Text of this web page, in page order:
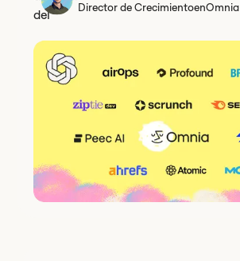
Director de CrecimientoenOmnia